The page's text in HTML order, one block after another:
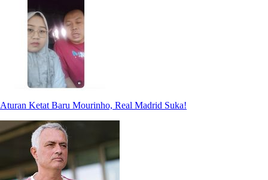
Aturan Ketat Baru Mourinho, Real Madrid Suka!